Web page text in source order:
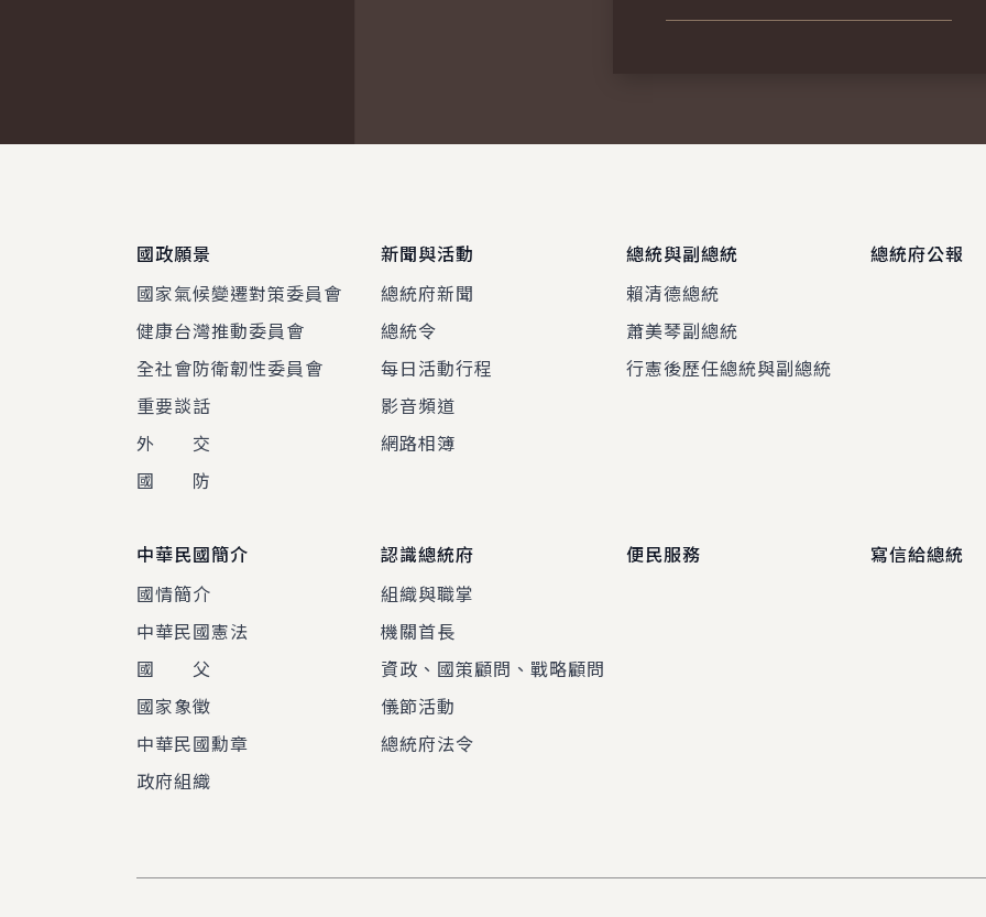
國政願景
國家氣候變遷對策委員會
健康台灣推動委員會
全社會防衛韌性委員會
重要談話
外 交
國 防
新聞與活動
總統府新聞
總統令
每日活動行程
影音頻道
網路相簿
總統與副總統
賴清德總統
蕭美琴副總統
行憲後歷任總統與副總統
總統府公報
中華民國簡介
國情簡介
中華民國憲法
國 父
國家象徵
中華民國勳章
政府組織
認識總統府
組織與職掌
機關首長
資政、國策顧問、戰略顧問
儀節活動
總統府法令
便民服務 寫信給總統